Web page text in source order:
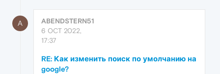
A
ABENDSTERN51
6 OCT 2022,
17:37
RE: Как изменить поиск по умолчанию на
google?